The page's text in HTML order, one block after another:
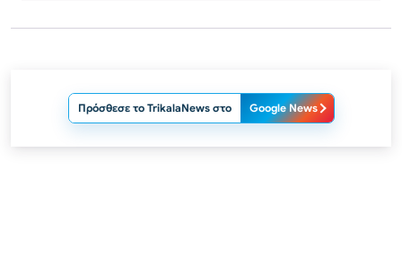
Πρόσθεσε το TrikalaNews στο Google News